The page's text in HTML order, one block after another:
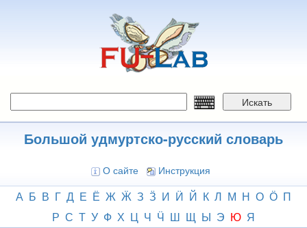
Искать
Большой удмуртско-русский словарь
О сайте Инструкция
А Б В Г Д Е Ё Ж Ӝ З Ӟ И Ӥ Й К Л М Н О Ӧ П
Р С Т У Ф Х Ц Ч Ӵ Ш Щ Ы Э Ю Я